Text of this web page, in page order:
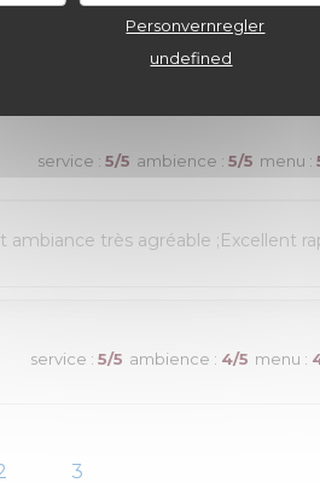
Personvernregler
undefined
exceptionnel de viandes
très belle adresse!
service : 5/5 ambience : 5/5 menu :
très agréable ;Excellent
service : 5/5 ambience : 4/5 menu :
3